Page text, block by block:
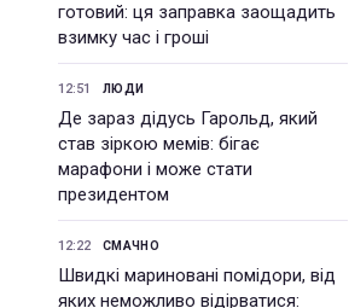
готовий: ця заправка заощадить
взимку час і гроші
12:51 ЛЮДИ
Де зараз дідусь Гарольд, який
став зіркою мемів: бігає
марафони і може стати
президентом
12:22 СМАЧНО
Швидкі мариновані помідори, від
яких неможливо відірватися: